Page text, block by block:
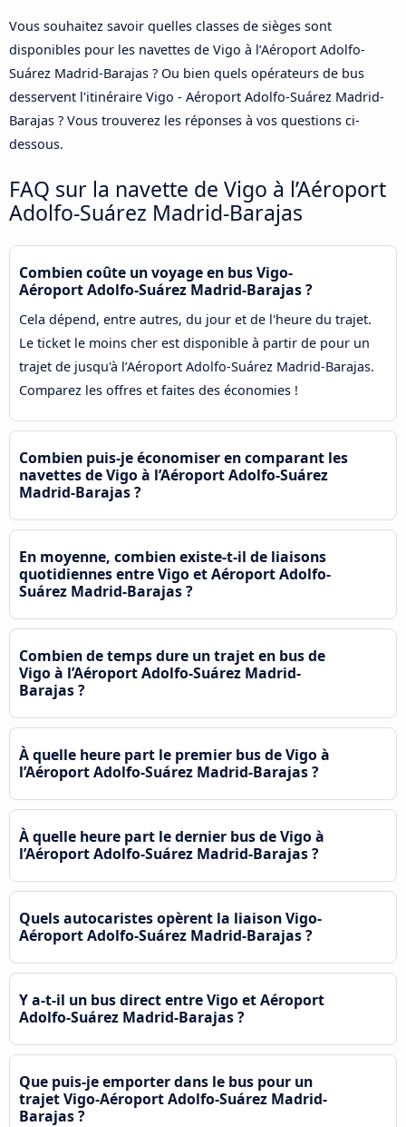
Vous souhaitez savoir quelles classes de sièges sont
disponibles pour les navettes de Vigo à l’Aéroport Adolfo-
Suárez Madrid-Barajas ? Ou bien quels opérateurs de bus
desservent l'itinéraire Vigo - Aéroport Adolfo-Suárez Madrid-
Barajas ? Vous trouverez les réponses à vos questions ci-
dessous.
FAQ sur la navette de Vigo à l’Aéroport
Adolfo-Suárez Madrid-Barajas
Combien coûte un voyage en bus Vigo-
Aéroport Adolfo-Suárez Madrid-Barajas ?
Cela dépend, entre autres, du jour et de l'heure du trajet.
Le ticket le moins cher est disponible à partir de pour un
trajet de jusqu'à l’Aéroport Adolfo-Suárez Madrid-Barajas.
Comparez les offres et faites des économies !
Combien puis-je économiser en comparant les
navettes de Vigo à l’Aéroport Adolfo-Suárez
Madrid-Barajas ?
En moyenne, combien existe-t-il de liaisons
quotidiennes entre Vigo et Aéroport Adolfo-
Suárez Madrid-Barajas ?
Combien de temps dure un trajet en bus de
Vigo à l’Aéroport Adolfo-Suárez Madrid-
Barajas ?
À quelle heure part le premier bus de Vigo à
l’Aéroport Adolfo-Suárez Madrid-Barajas ?
À quelle heure part le dernier bus de Vigo à
l’Aéroport Adolfo-Suárez Madrid-Barajas ?
Quels autocaristes opèrent la liaison Vigo-
Aéroport Adolfo-Suárez Madrid-Barajas ?
Y a-t-il un bus direct entre Vigo et Aéroport
Adolfo-Suárez Madrid-Barajas ?
Que puis-je emporter dans le bus pour un
trajet Vigo-Aéroport Adolfo-Suárez Madrid-
Barajas ?